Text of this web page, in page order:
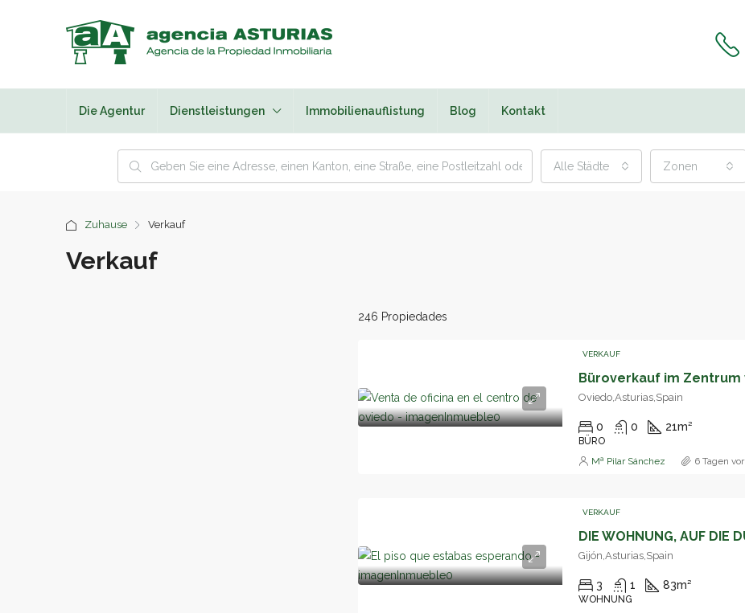
Die Agentur Dienstleistungen Immobilienauflistung Blog Kontakt
Alle Städte Zonen
Zuhause Verkauf
Verkauf
246 Propiedades
VERKAUF
Oviedo,Asturias,Spain
0 0 21m²
BÜRO
Mª Pilar Sánchez 6 Tagen vor
VERKAUF
Gijón,Asturias,Spain
3 1 83m²
WOHNUNG